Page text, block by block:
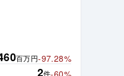
百万円-97.28%
2件-60%